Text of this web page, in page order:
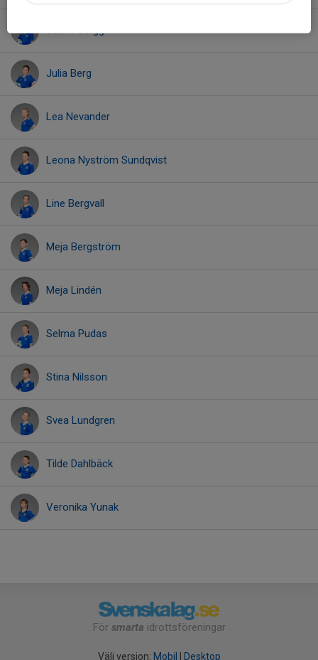
Julia Berg
Lea Nevander
Leona Nyström Sundqvist
Line Bergvall
Meja Bergström
Meja Lindén
Selma Pudas
Stina Nilsson
Svea Lundgren
Tilde Dahlbäck
Veronika Yunak
För smarta idrottsföreningar
Välj version: Mobil | Desktop